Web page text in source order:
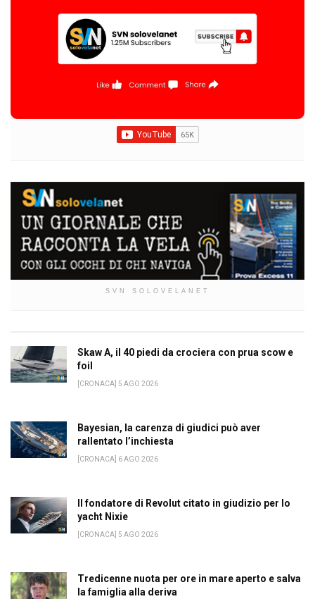
SVN SOLOVELANET
Skaw A, il 40 piedi da crociera con prua scow e
foil
[CRONACA] 5 AGO 2026
Bayesian, la carenza di giudici può aver
rallentato l’inchiesta
[CRONACA] 6 AGO 2026
Il fondatore di Revolut citato in giudizio per lo
yacht Nixie
[CRONACA] 5 AGO 2026
Tredicenne nuota per ore in mare aperto e salva
la famiglia alla deriva